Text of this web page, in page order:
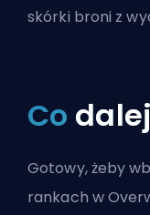
skórki broni z
Co dalej
Gotowy, żeby
rankach w